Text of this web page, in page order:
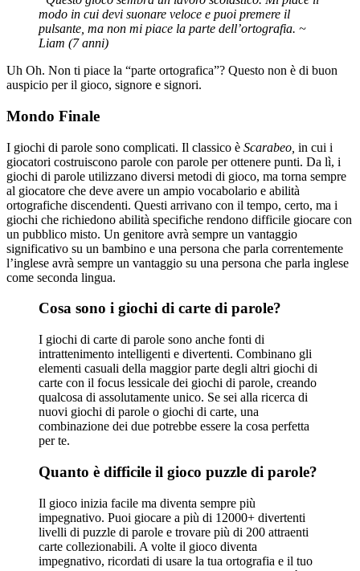
modo in cui devi suonare veloce e puoi premere il
pulsante, ma non mi piace la parte dell’ortografia. ~
Liam (7 anni)
Uh Oh. Non ti piace la “parte ortografica”? Questo non è di buon
auspicio per il gioco, signore e signori.
Mondo Finale
I giochi di parole sono complicati. Il classico è Scarabeo, in cui i
giocatori costruiscono parole con parole per ottenere punti. Da lì, i
giochi di parole utilizzano diversi metodi di gioco, ma torna sempre
al giocatore che deve avere un ampio vocabolario e abilità
ortografiche discendenti. Questi arrivano con il tempo, certo, ma i
giochi che richiedono abilità specifiche rendono difficile giocare con
un pubblico misto. Un genitore avrà sempre un vantaggio
significativo su un bambino e una persona che parla correntemente
l’inglese avrà sempre un vantaggio su una persona che parla inglese
come seconda lingua.
Cosa sono i giochi di carte di parole?
I giochi di carte di parole sono anche fonti di
intrattenimento intelligenti e divertenti. Combinano gli
elementi casuali della maggior parte degli altri giochi di
carte con il focus lessicale dei giochi di parole, creando
qualcosa di assolutamente unico. Se sei alla ricerca di
nuovi giochi di parole o giochi di carte, una
combinazione dei due potrebbe essere la cosa perfetta
per te.
Quanto è difficile il gioco puzzle di parole?
Il gioco inizia facile ma diventa sempre più
impegnativo. Puoi giocare a più di 12000+ divertenti
livelli di puzzle di parole e trovare più di 200 attraenti
carte collezionabili. A volte il gioco diventa
impegnativo, ricordati di usare la tua ortografia e il tuo